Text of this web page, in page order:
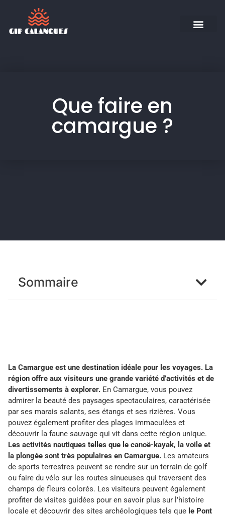
Que faire en
camargue ?
Sommaire
La Camargue est une destination idéale pour les voyages. La
région offre aux visiteurs une grande variété d’activités et de
divertissements à explorer. En Camargue, vous pouvez
admirer la beauté des paysages spectaculaires, caractérisée
par ses marais salants, ses étangs et ses rizières. Vous
pouvez également profiter des plages immaculées et
découvrir la faune sauvage qui vit dans cette région unique.
Les activités nautiques telles que le canoë-kayak, la voile et
la plongée sont très populaires en Camargue. Les amateurs
de sports terrestres peuvent se rendre sur un terrain de golf
ou faire du vélo sur les routes sinueuses qui traversent des
champs de fleurs colorés. Les visiteurs peuvent également
profiter de visites guidées pour en savoir plus sur l’histoire
locale et découvrir des sites archéologiques tels que le Pont